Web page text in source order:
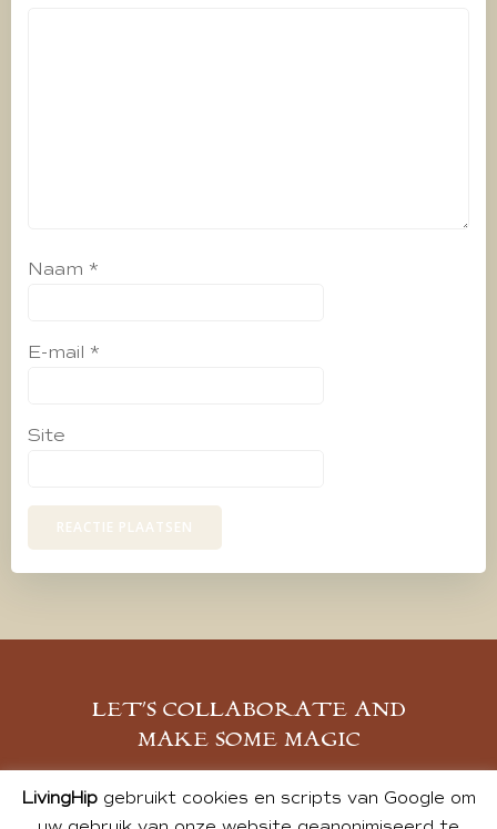
Naam *
E-mail *
Site
LET’S COLLABORATE AND
MAKE SOME MAGIC
MELD JE AAN
LivingHipgebruikt cookies en scripts van Google om